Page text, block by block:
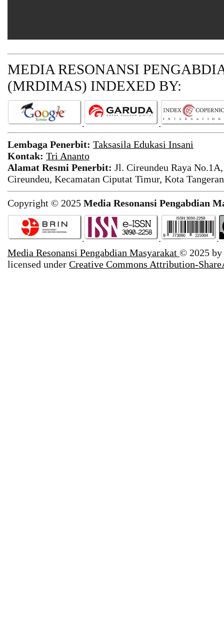
MEDIA RESONANSI
(MRDIMAS) INDEXED BY:
Lembaga Penerbit: Taksasila Edukasi Insani
Kontak: Tri Ananto
Alamat Resmi Penerbit: Jl. Cireundeu Raya
Cireundeu, Kecamatan Ciputat Timur, Kota
Copyright © 2025 Media Resonansi Pengabdian
Media Resonansi Pengabdian Masyarakat © 2025 by
licensed under Creative Commons Attribution-